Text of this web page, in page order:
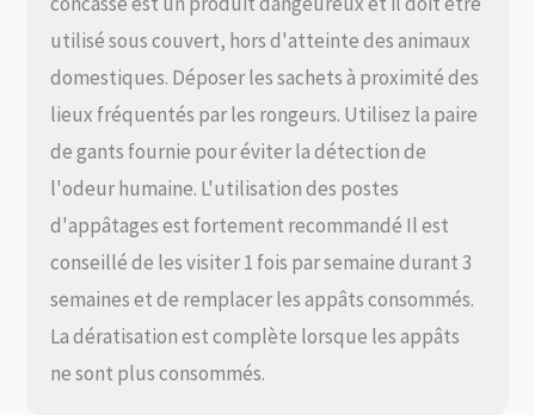
utilisé sous couvert, hors d'atteinte des animaux
domestiques. Déposer les sachets à proximité des
lieux fréquentés par les rongeurs. Utilisez la paire
de gants fournie pour éviter la détection de
l'odeur humaine. L'utilisation des postes
d'appâtages est fortement recommandé Il est
conseillé de les visiter 1 fois par semaine durant 3
semaines et de remplacer les appâts consommés.
La dératisation est complète lorsque les appâts
ne sont plus consommés.